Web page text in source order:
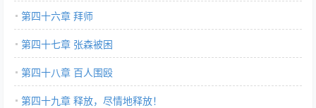
第四十六章 拜师
第四十七章 张森被困
第四十八章 百人围殴
第四十九章 释放，尽情地释放！